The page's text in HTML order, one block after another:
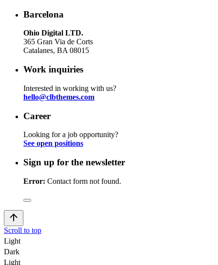
Barcelona
Ohio Digital LTD.
365 Gran Via de Corts
Catalanes, BA 08015
Work inquiries
Interested in working with us?
hello@clbthemes.com
Career
Looking for a job opportunity?
See open positions
Sign up for the newsletter
Error: Contact form not found.
Scroll to top
Light
Dark
Light